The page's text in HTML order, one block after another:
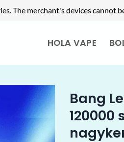
The merchant's devices cannot
HOLA VAPE
Bang